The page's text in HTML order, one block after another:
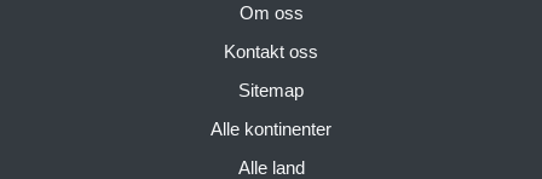
Om oss
Kontakt oss
Sitemap
Alle kontinenter
Alle land